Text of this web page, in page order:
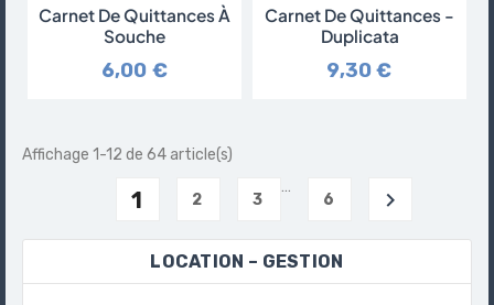
Carnet De Quittances À
Souche
6,00 €
Carnet De Quittances -
Duplicata
9,30 €
Affichage 1-12 de 64 article(s)
1 2 3
…
6 
LOCATION – GESTION